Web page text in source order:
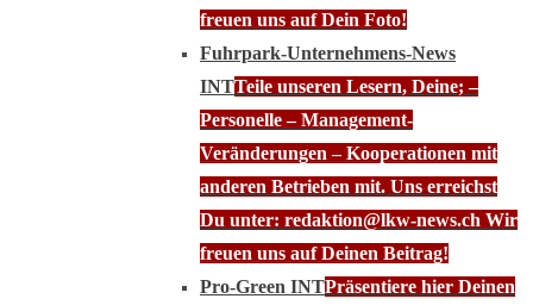
freuen uns auf Dein Foto!
Fuhrpark-Unternehmens-News
INTTeile unseren Lesern, Deine; –
Personelle – Management-
Veränderungen – Kooperationen mit
anderen Betrieben mit. Uns erreichst
Du unter: redaktion@lkw-news.ch Wir
freuen uns auf Deinen Beitrag!
Pro-Green INTPräsentiere hier Deinen